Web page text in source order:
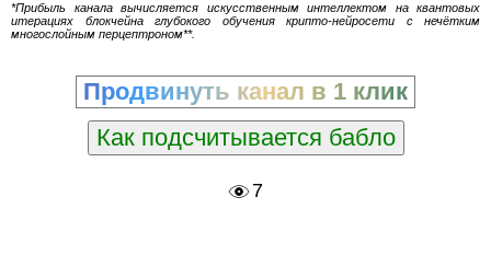
*Прибыль канала вычисляется искусственным интеллектом на квантовых
итерациях блокчейна глубокого обучения крипто-нейросети с нечётким
многослойным перцептроном**.
Продвинуть канал в 1 клик
Как подсчитывается бабло
7